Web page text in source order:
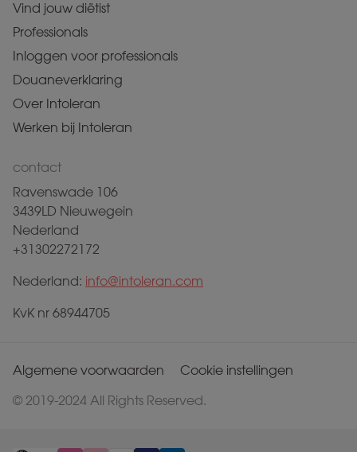
Vind jouw diëtist
Professionals
Inloggen voor professionals
Douaneverklaring
Over Intoleran
Werken bij Intoleran
contact
Ravenswade 106
3439LD Nieuwegein
Nederland
+31302272172
Nederland: info@intoleran.com
KvK nr 68944705
© 2019-2024 All Rights Reserved.
Algemene voorwaarden Cookie instellingen